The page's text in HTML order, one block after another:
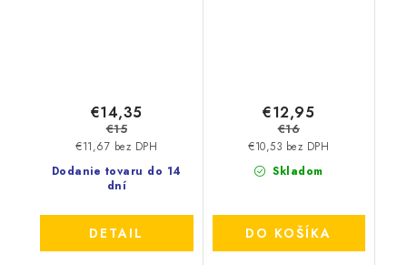
Dodanie tovaru do 14
dní
€11,67 bez DPH
€14,35
€15
DETAIL
Skladom
€10,53 bez DPH
€12,95
€16
DO KOŠÍKA